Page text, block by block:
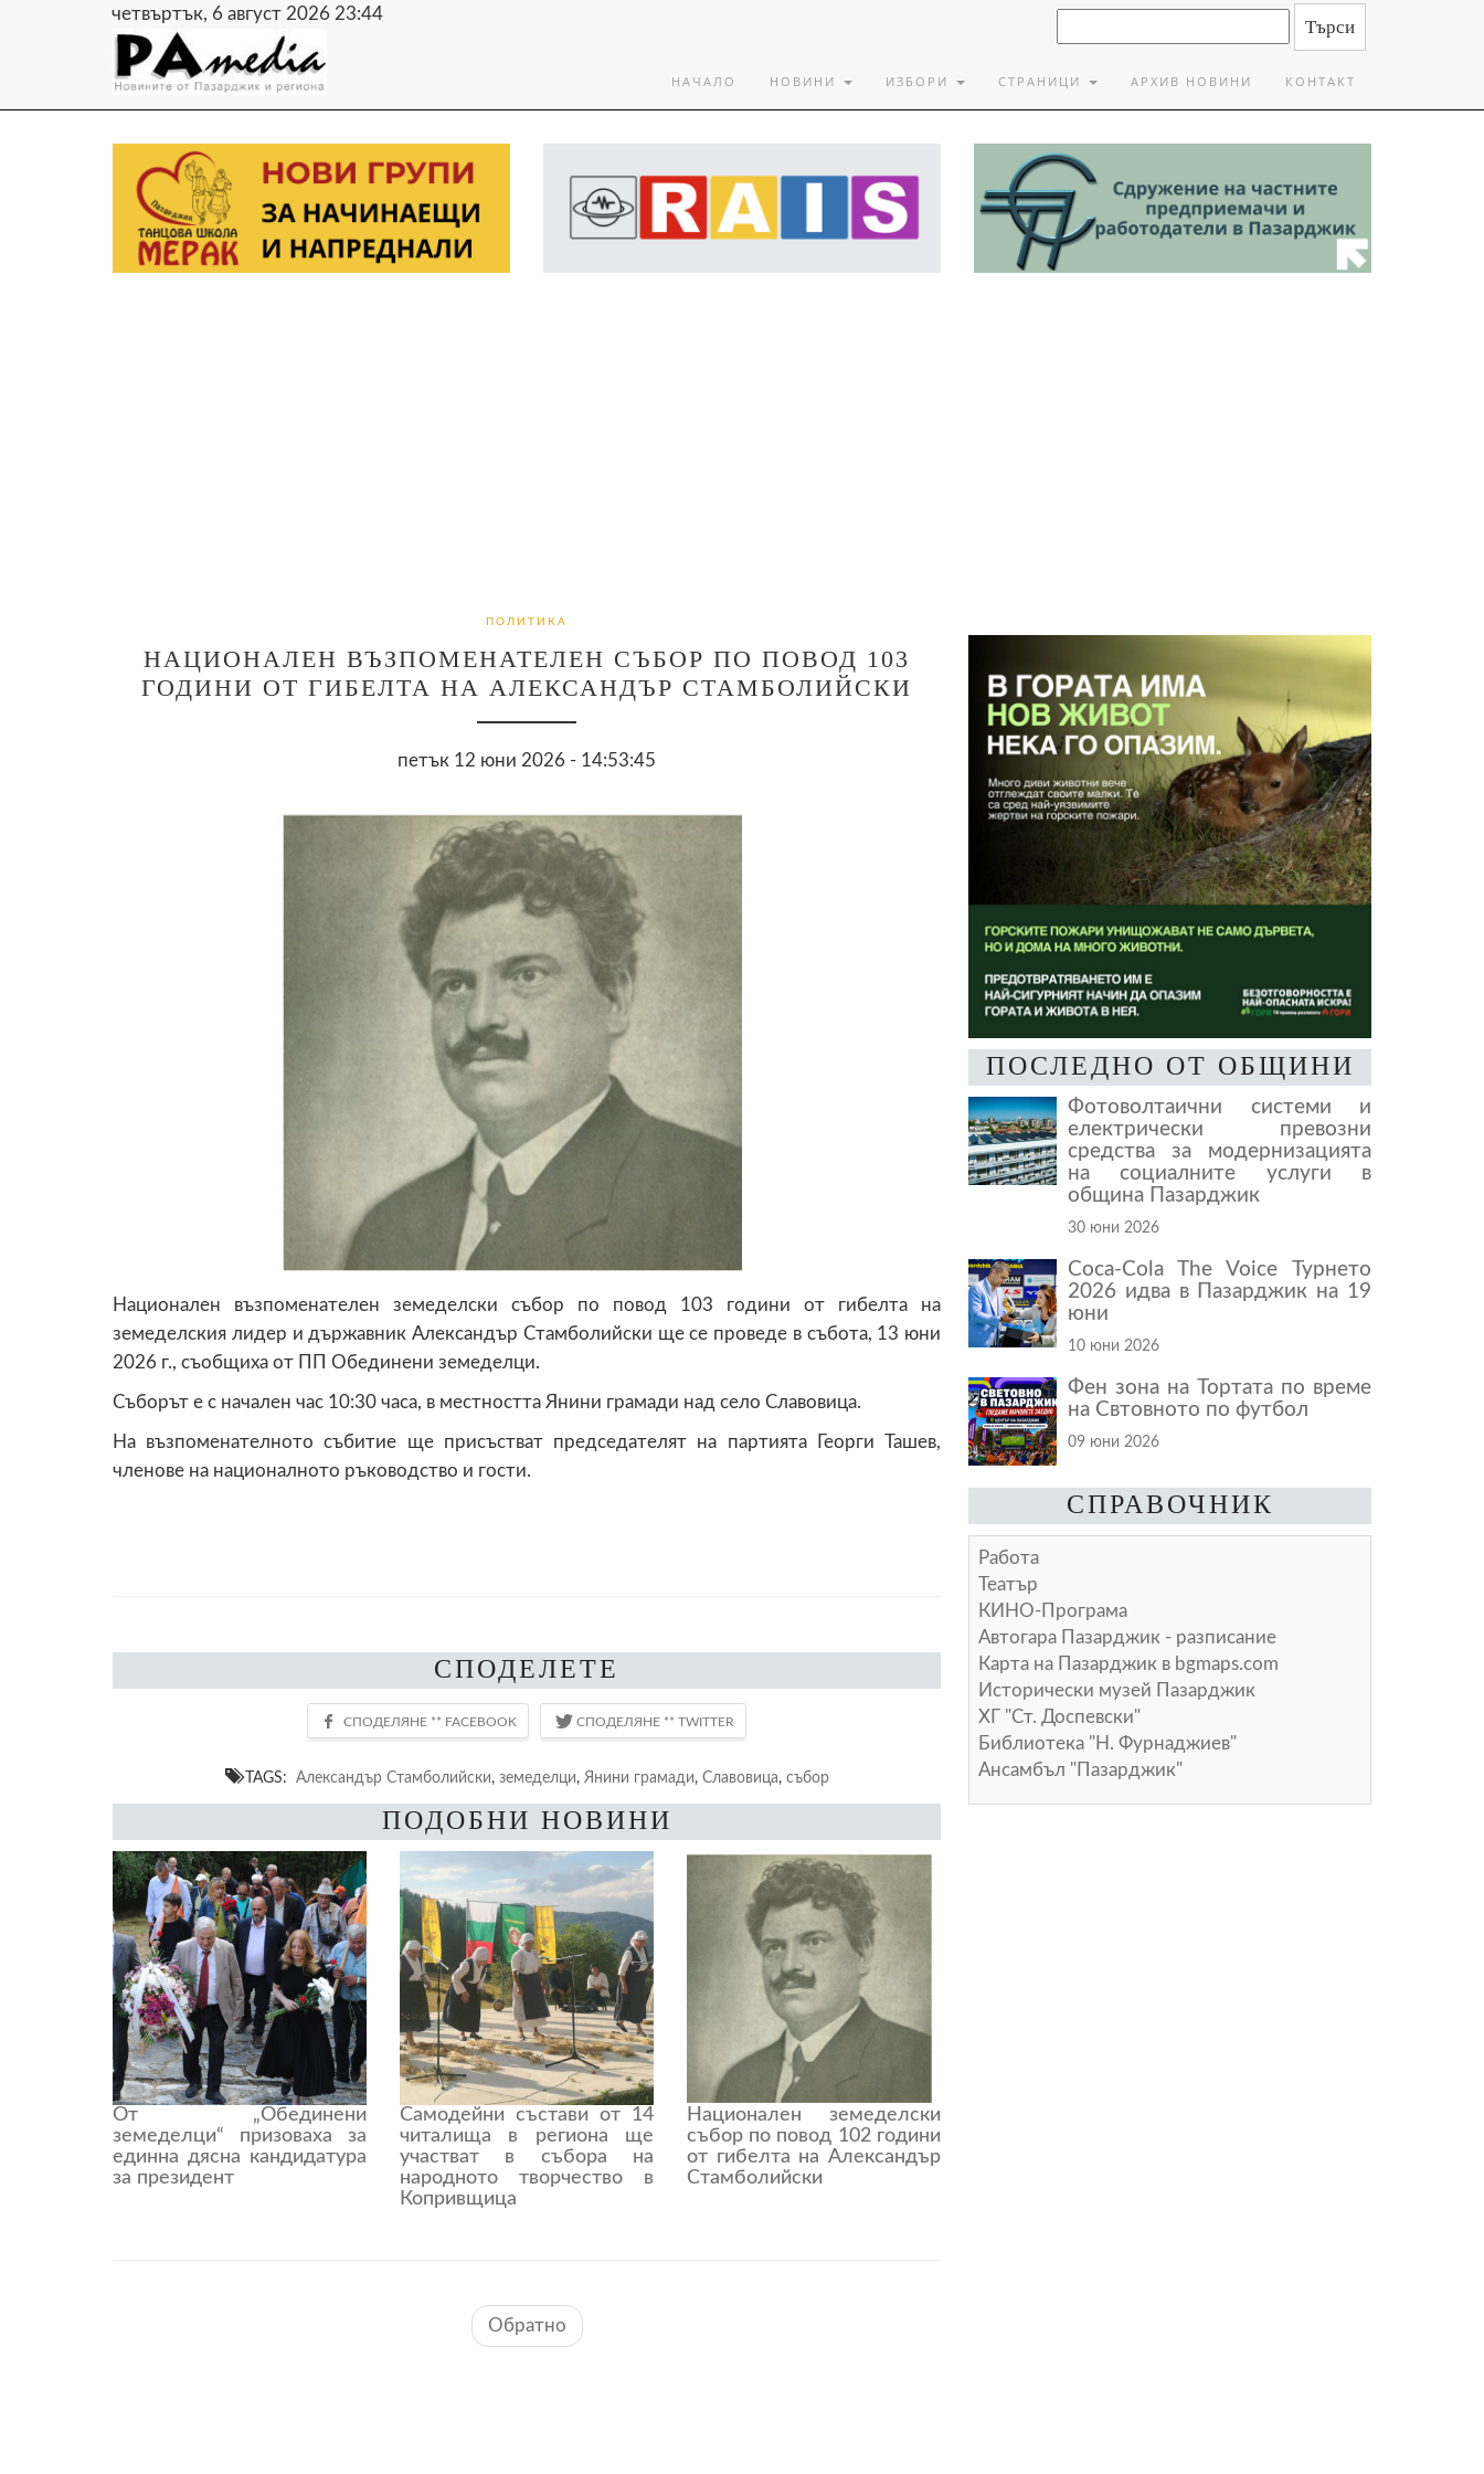
четвъртък, 6 август 2026 23:44
НАЧАЛО НОВИНИ ИЗБОРИ СТРАНИЦИ АРХИВ НОВИНИ КОНТАКТ
ПОЛИТИКА
НАЦИОНАЛЕН ВЪЗПОМЕНАТЕЛЕН СЪБОР ПО ПОВОД 103
ГОДИНИ ОТ ГИБЕЛТА НА АЛЕКСАНДЪР СТАМБОЛИЙСКИ
петък 12 юни 2026 - 14:53:45
Национален възпоменателен земеделски събор по повод 103 години от гибелта на
земеделския лидер и държавник Александър Стамболийски ще се проведе в събота, 13 юни
2026 г., съобщиха от ПП Обединени земеделци.
Съборът е с начален час 10:30 часа, в местността Янини грамади над село Славовица.
На възпоменателното събитие ще присъстват председателят на партията Георги Ташев,
членове на националното ръководство и гости.
СПОДЕЛЕТЕ
TAGS: Александър Стамболийски, земеделци, Янини грамади, Славовица, събор
ПОДОБНИ НОВИНИ
От „Обединени
земеделци“ призоваха за
единна дясна кандидатура
за президент
Самодейни състави от 14
читалища в региона ще
участват в събора на
народното творчество в
Копривщица
Национален земеделски
събор по повод 102 години
от гибелта на Александър
Стамболийски
Обратно
ПОСЛЕДНО ОТ ОБЩИНИ
Фотоволтаични системи и
електрически превозни
средства за модернизацията
на социалните услуги в
община Пазарджик
30 юни 2026
Coca-Cola The Voice Турнето
2026 идва в Пазарджик на 19
юни
10 юни 2026
Фен зона на Тортата по време
на Свтовното по футбол
09 юни 2026
СПРАВОЧНИК
Работа
Театър
КИНО-Програма
Автогара Пазарджик - разписание
Карта на Пазарджик в bgmaps.com
Исторически музей Пазарджик
ХГ "Ст. Доспевски"
Библиотека "Н. Фурнаджиев"
Ансамбъл "Пазарджик"